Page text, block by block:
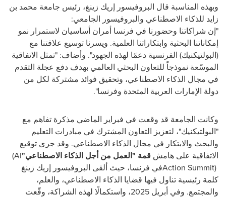
وبهذه المناسبة قال البروفيسور إريك زينغ، رئيس جامعة محمد بن
زايد للذكاء الاصطناعي والبروفيسور الجامعي:
"إن شراكاتنا وحضورنا في فرنسا أمران أساسيان لاستمرار نمو
إمكاناتنا البحثية وابتكاراتنا العلمية. ويسرنا توسيع علاقتنا مع
(البولتيكنيك) الفرنسية دعمًا لهذه الجهود". وأضاف: "تمثل الاتفاقية
الموسّعة نموذجاً للتعاون البحثي العالمي بهدف دفع عجلة التقدم
في مجال الذكاء الاصطناعي، وتحقيق فوائد مشتركة لكل من
دولة الإمارات العربية المتحدة وفرنسا".
وكانت الجامعة قد وقعت في فبراير الماضي مذكرة تفاهم مع
"البولتيكنيك"، لتعزيز التعاون المشترك في مبادرات التعليم
والبحث والابتكار في مجال الذكاء الاصطناعي. وقد جرى توقيع
الاتفاقية على هامش قمة "العمل من أجل الذكاء الاصطناعي"(AI
Action Summit)في فرنسا، حيث ألقى البروفيسور إريك زينغ
كلمة رئيسية تناول فيها قضايا الذكاء الاصطناعي، والعلم،
والمجتمع.
وفي أبريل 2025، واستكمالًا لهذه الشراكة، وقّعت